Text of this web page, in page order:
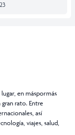
en máspormás
rato. Entre
así
viajes, salud,